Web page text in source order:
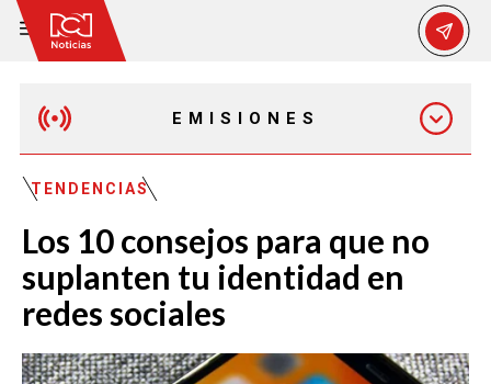
EMISIONES
MAÑANA EXPRESS
EMISIÓN 12:30 PM
EMISIÓN 7:00 PM
TENDENCIAS
Los 10 consejos para que no
suplanten tu identidad en
redes sociales